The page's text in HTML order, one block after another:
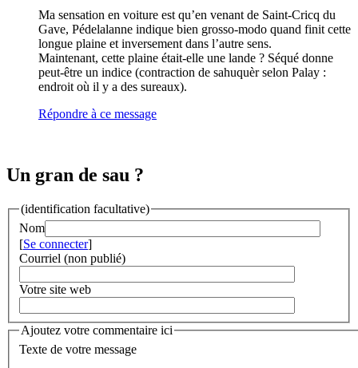
Ma sensation en voiture est qu’en venant de Saint-Cricq du
Gave, Pédelalanne indique bien grosso-modo quand finit cette
longue plaine et inversement dans l’autre sens.
Maintenant, cette plaine était-elle une lande ? Séqué donne
peut-être un indice (contraction de sahuquèr selon Palay :
endroit où il y a des sureaux).
Répondre à ce message
Un gran de sau ?
(identification facultative)
Nom
[Se connecter]
Courriel (non publié)
Votre site web
Ajoutez votre commentaire ici
Texte de votre message